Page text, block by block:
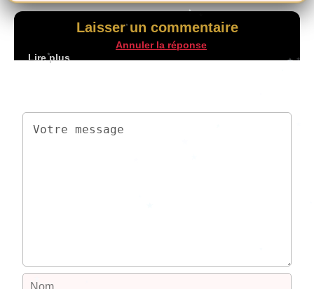
Laisser un commentaire
Annuler la réponse